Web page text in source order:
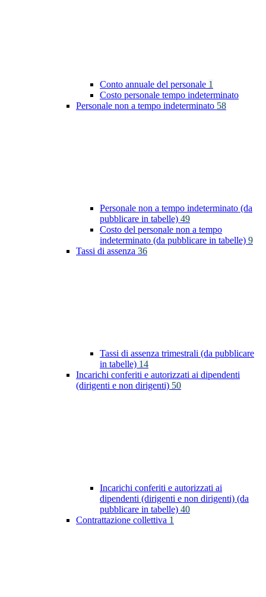
Conto annuale del personale 1
Costo personale tempo indeterminato
Personale non a tempo indeterminato 58
Personale non a tempo indeterminato (da
pubblicare in tabelle) 49
Costo del personale non a tempo
indeterminato (da pubblicare in tabelle) 9
Tassi di assenza 36
Tassi di assenza trimestrali (da pubblicare
in tabelle) 14
Incarichi conferiti e autorizzati ai dipendenti
(dirigenti e non dirigenti) 50
Incarichi conferiti e autorizzati ai
dipendenti (dirigenti e non dirigenti) (da
pubblicare in tabelle) 40
Contrattazione collettiva 1